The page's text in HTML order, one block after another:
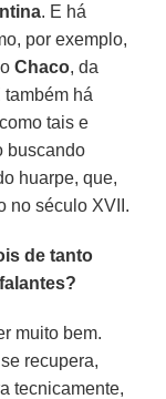
. E há
por exemplo,
Chaco, da
há
tais e
buscando
huarpe, que,
no século XVII.
de tanto
muito bem.
recupera,
tecnicamente,